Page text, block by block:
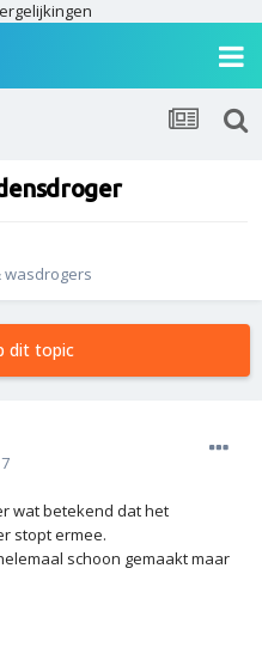
wasdrogers
dit topic
wat betekend dat het
stopt ermee.
schoon gemaakt maar